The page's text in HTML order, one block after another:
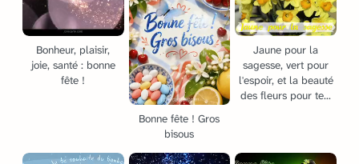
Bonheur, plaisir,
joie, santé : bonne
fête !
Bonne fête ! Gros
bisous
Jaune pour la
sagesse, vert pour
l'espoir, et la beauté
des fleurs pour te...